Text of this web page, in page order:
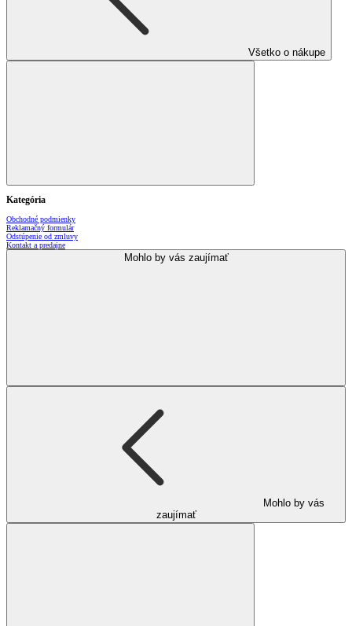
Všetko o nákupe
Kategória
Obchodné podmienky
Reklamačný formulár
Odstúpenie od zmluvy
Kontakt a predajne
Mohlo by vás zaujímať
Mohlo by vás
zaujímať